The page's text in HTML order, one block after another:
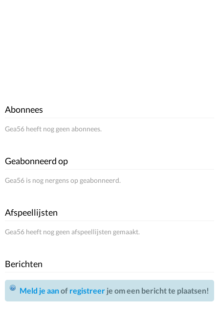
Abonnees
Gea56 heeft nog geen abonnees.
Geabonneerd op
Gea56 is nog nergens op geabonneerd.
Afspeellijsten
Gea56 heeft nog geen afspeellijsten gemaakt.
Berichten
Meld je aanof registreer je om een bericht te plaatsen!